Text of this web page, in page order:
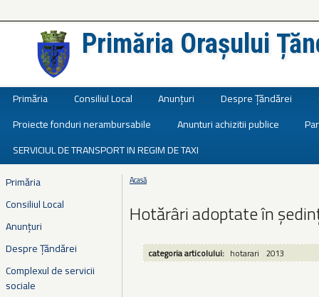
Primăria Orașului
Primăria Consiliul Local Anunțuri Despre Țăndărei
Proiecte fonduri nerambursabile
Anunturi achizitii publice
SERVICIUL DE TRANSPORT IN REGIM DE TAXI
Primăria
Consiliul Local
Anunțuri
Despre Țăndărei
Complexul de servicii
sociale
Eşti aici
Acasă
Hotărâri adoptate în
categoria articolului: hotarari 2013